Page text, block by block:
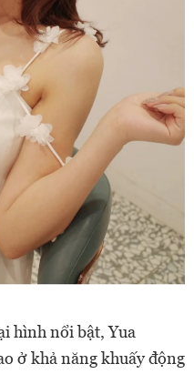
hình nổi bật, Yua
ở khả năng khuấy động